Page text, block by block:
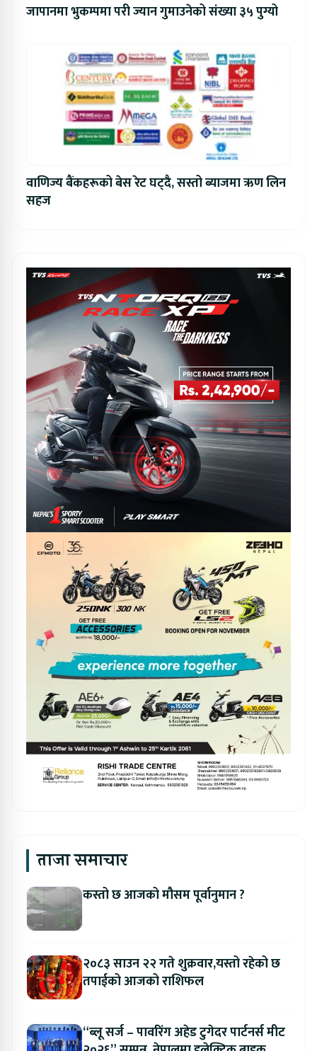
जापानमा भुकम्पमा परी ज्यान गुमाउनेको संख्या ३५ पुग्यो
वाणिज्य बैंकहरूको बेस रेट घट्दै, सस्तो ब्याजमा ऋण लिन
सहज
ताजा समाचार
कस्तो छ आजको मौसम पूर्वानुमान ?
२०८३ साउन २२ गते शुक्रवार,यस्तो रहेको छ
तपाईको आजको राशिफल
“ब्लू सर्ज – पावरिंग अहेड टुगेदर पार्टनर्स मीट